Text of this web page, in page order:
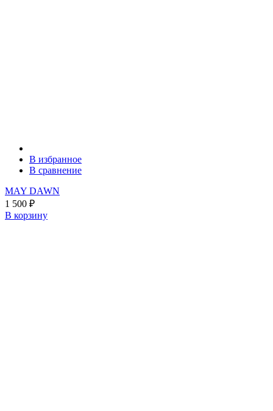
В избранное
В сравнение
MAY DAWN
1 500 ₽
В корзину